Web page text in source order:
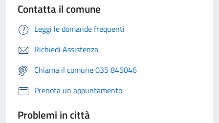
Contatta il comune
Leggi le domande frequenti
Richiedi Assistenza
Chiama il comune 035 845046
Prenota un appuntamento
Problemi in città